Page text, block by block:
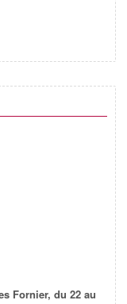
Fornier, du 22 au